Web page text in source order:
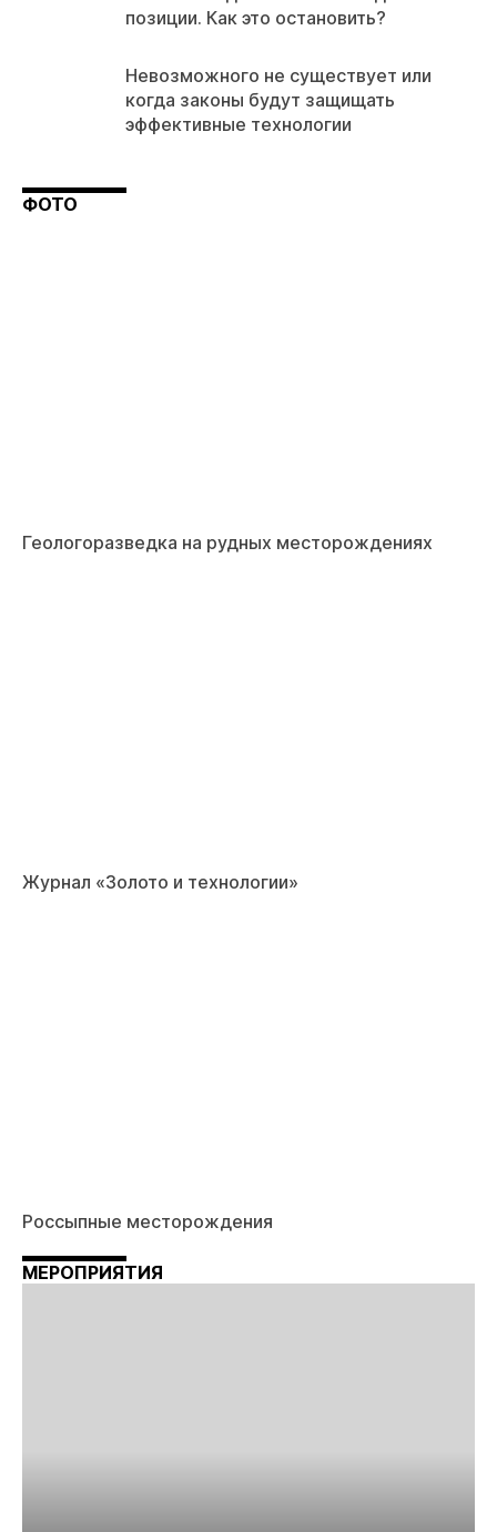
позиции. Как это остановить?
Невозможного не существует или
когда законы будут защищать
эффективные технологии
ФОТО
Геологоразведка на рудных месторождениях
Журнал «Золото и технологии»
Россыпные месторождения
МЕРОПРИЯТИЯ